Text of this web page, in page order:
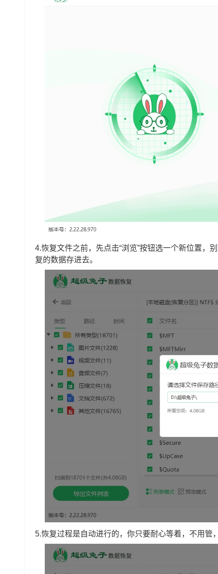
4.恢复文件之前，先点击“浏览”按钮选一个新位置，
复的数据存进去。
5.恢复过程是自动进行的，你只要耐心等着，不用管